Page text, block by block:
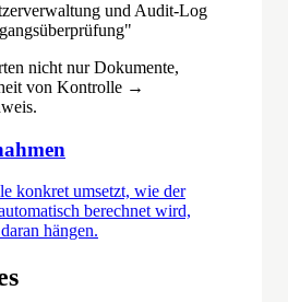
und Audit-Log
nicht nur Dokumente,
von Kontrolle →
konkret umsetzt, wie der
berechnet wird,
hängen.